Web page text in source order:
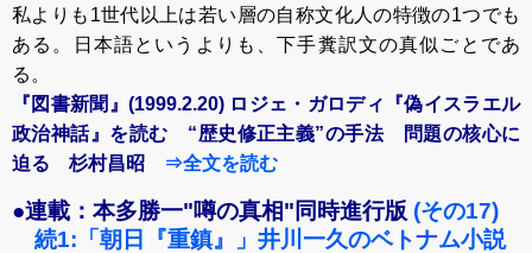
私よりも1世代以上は若い層の自称文化人の特徴の1つでも
ある。日本語というよりも、下手糞訳文の真似ごとであ
る。
『図書新聞』(1999.2.20) ロジェ・ガロディ『偽イスラエル
政治神話』を読む “歴史修正主義”の手法 問題の核心に
迫る 杉村昌昭
⇒全文を読む
●連載：本多勝一"噂の真相"同時進行版 (その17)
続1:「朝日『重鎮』」井川一久のベトナム小説